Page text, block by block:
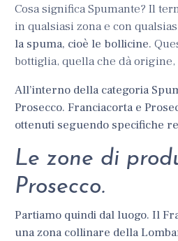
Cosa significa Spumante? Il
in qualsiasi zona e con
la spuma, cioè le bollicine.
bottiglia, quella che dà origine,
All’interno della categoria
Prosecco. Franciacorta e
ottenuti seguendo specifiche
Le zone di
Prosecco.
Partiamo quindi dal luogo. Il
una zona collinare della